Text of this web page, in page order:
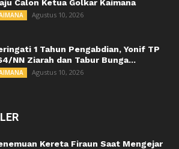
Calon Ketua Golkar Kaimana
Agustus 10, 2026
1 Tahun Pengabdian, Yonif TP
NN Ziarah dan Tabur Bunga...
Agustus 10, 2026
Kereta Firaun Saat Mengejar